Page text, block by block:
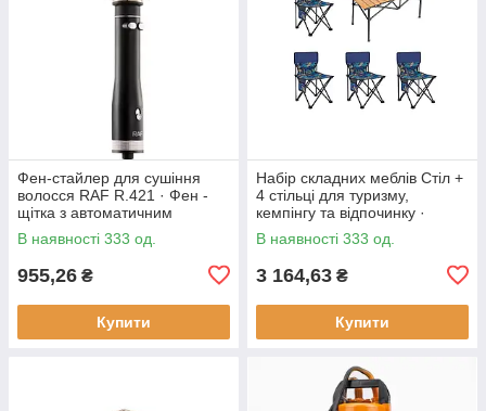
Фен-стайлер для сушіння
волосся RAF R.421 · Фен -
щітка з автоматичним
обертанням насадок, 1000 Вт
В наявності 333 од.
955,26 ₴
Купити
Набір складних меблів Стіл +
4 стільці для туризму,
кемпінгу та відпочинку ·
Металевий каркас
В наявності 333 од.
3 164,63 ₴
Купити